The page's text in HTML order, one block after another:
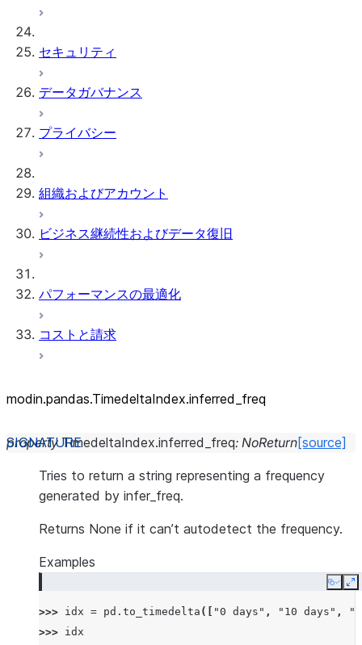
セキュリティ
データガバナンス
プライバシー
組織およびアカウント
ビジネス継続性およびデータ復旧
パフォーマンスの最適化
コストと請求
modin.pandas.TimedeltaIndex.inferred_ freq
property TimedeltaIndex.inferred_freq: NoReturn[source]
Tries to return a string representing a frequency
generated by infer_freq.
Returns None if it can’t autodetect the frequency.
Examples
Copy
>>> idx = pd . to_timedelta ([ "0 days" , "10 days" ,
>>> idx